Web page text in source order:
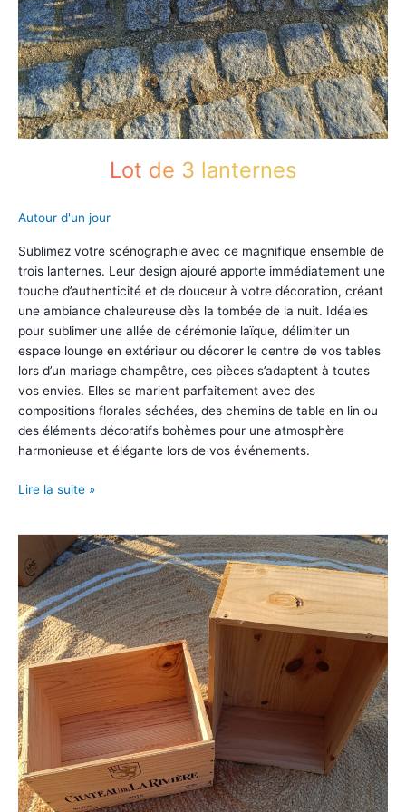
Lot de 3 lanternes
Autour d'un jour
Sublimez votre scénographie avec ce magnifique ensemble de
trois lanternes. Leur design ajouré apporte immédiatement une
touche d’authenticité et de douceur à votre décoration, créant
une ambiance chaleureuse dès la tombée de la nuit. Idéales
pour sublimer une allée de cérémonie laïque, délimiter un
espace lounge en extérieur ou décorer le centre de vos tables
lors d’un mariage champêtre, ces pièces s’adaptent à toutes
vos envies. Elles se marient parfaitement avec des
compositions florales séchées, des chemins de table en lin ou
des éléments décoratifs bohèmes pour une atmosphère
harmonieuse et élégante lors de vos événements.
Lot
lanternes
Lire la suite »